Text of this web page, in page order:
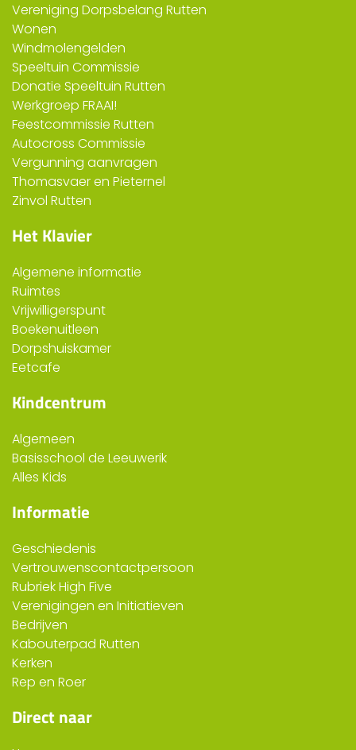
Vereniging Dorpsbelang Rutten
Wonen
Windmolengelden
Speeltuin Commissie
Donatie Speeltuin Rutten
Werkgroep FRAAI!
Feestcommissie Rutten
Autocross Commissie
Vergunning aanvragen
Thomasvaer en Pieternel
Zinvol Rutten
Het Klavier
Algemene informatie
Ruimtes
Vrijwilligerspunt
Boekenuitleen
Dorpshuiskamer
Eetcafe
Kindcentrum
Algemeen
Basisschool de Leeuwerik
Alles Kids
Informatie
Geschiedenis
Vertrouwenscontactpersoon
Rubriek High Five
Verenigingen en Initiatieven
Bedrijven
Kabouterpad Rutten
Kerken
Rep en Roer
Direct naar